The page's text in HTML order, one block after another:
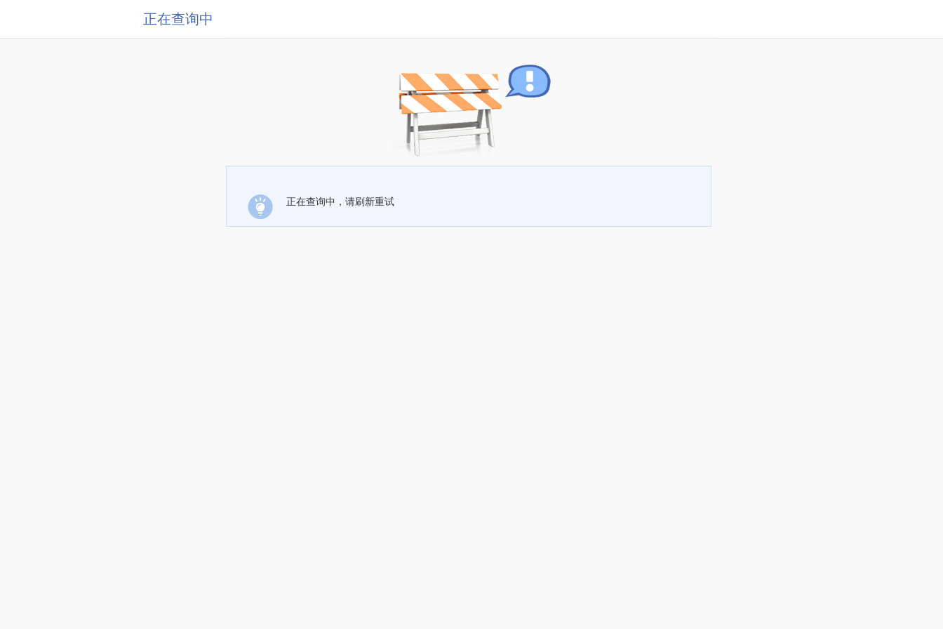
正在查询中
正在查询中，请刷新重试